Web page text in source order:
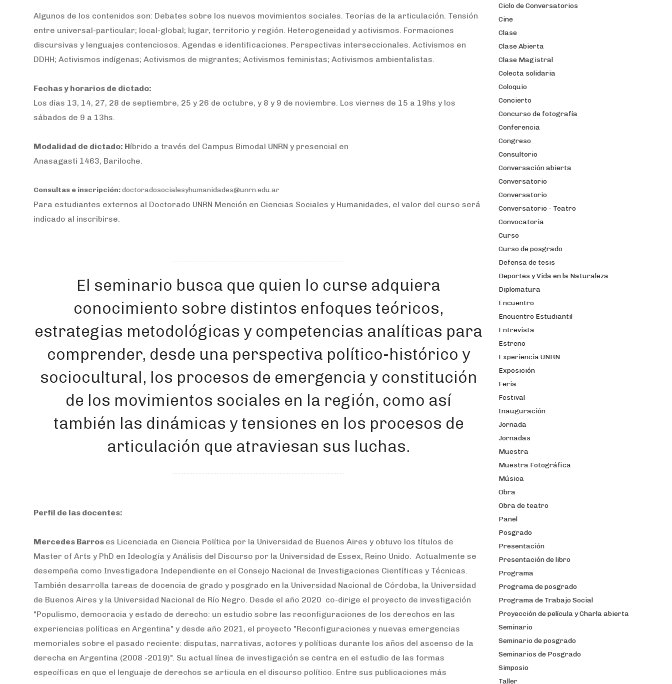
Algunos de los contenidos son: Debates sobre los nuevos movimientos sociales. Teorías de la articulación. Tensión
entre universal-particular; local-global; lugar, territorio y región. Heterogeneidad y activismos. Formaciones
discursivas y lenguajes contenciosos. Agendas e identificaciones. Perspectivas interseccionales. Activismos en
DDHH; Activismos indígenas; Activismos de migrantes; Activismos feministas; Activismos ambientalistas.
Fechas y horarios de dictado:
Los días 13, 14, 27, 28 de septiembre, 25 y 26 de octubre, y 8 y 9 de noviembre. Los viernes de 15 a 19hs y los
sábados de 9 a 13hs.
Modalidad de dictado: Híbrido a través del Campus Bimodal UNRN y presencial en
Anasagasti 1463, Bariloche.
Consultas e inscripción:doctoradosocialesyhumanidades@unrn.edu.ar
Para estudiantes externos al Doctorado UNRN Mención en Ciencias Sociales y Humanidades, el valor del curso será
indicado al inscribirse.
El seminario busca que quien lo curse adquiera
conocimiento sobre distintos enfoques teóricos,
estrategias metodológicas y competencias analíticas para
comprender, desde una perspectiva político-histórico y
sociocultural, los procesos de emergencia y constitución
de los movimientos sociales en la región, como así
también las dinámicas y tensiones en los procesos de
articulación que atraviesan sus luchas.
Perfil de las docentes:
Mercedes Barros es Licenciada en Ciencia Política por la Universidad de Buenos Aires y obtuvo los títulos de
Master of Arts y PhD en Ideología y Análisis del Discurso por la Universidad de Essex, Reino Unido. Actualmente se
desempeña como Investigadora Independiente en el Consejo Nacional de Investigaciones Científicas y Técnicas.
También desarrolla tareas de docencia de grado y posgrado en la Universidad Nacional de Córdoba, la Universidad
de Buenos Aires y la Universidad Nacional de Río Negro. Desde el año 2020 co-dirige el proyecto de investigación
"Populismo, democracia y estado de derecho: un estudio sobre las reconfiguraciones de los derechos en las
experiencias políticas en Argentina" y desde año 2021, el proyecto "Reconfiguraciones y nuevas emergencias
memoriales sobre el pasado reciente: disputas, narrativas, actores y políticas durante los años del ascenso de la
derecha en Argentina (2008 -2019)". Su actual línea de investigación se centra en el estudio de las formas
específicas en que el lenguaje de derechos se articula en el discurso político. Entre sus publicaciones más
Ciclo de Conversatorios
Cine
Clase
Clase Abierta
Clase Magistral
Colecta solidaria
Coloquio
Concierto
Concurso de fotografía
Conferencia
Congreso
Consultorio
Conversación abierta
Conversatorio
Conversatorio
Conversatorio - Teatro
Convocatoria
Curso
Curso de posgrado
Defensa de tesis
Deportes y Vida en la Naturaleza
Diplomatura
Encuentro
Encuentro Estudiantil
Entrevista
Estreno
Experiencia UNRN
Exposición
Feria
Festival
Inauguración
Jornada
Jornadas
Muestra
Muestra Fotográfica
Música
Obra
Obra de teatro
Panel
Posgrado
Presentación
Presentación de libro
Programa
Programa de posgrado
Programa de Trabajo Social
Proyección de película y Charla abierta
Seminario
Seminario de posgrado
Seminarios de Posgrado
Simposio
Taller